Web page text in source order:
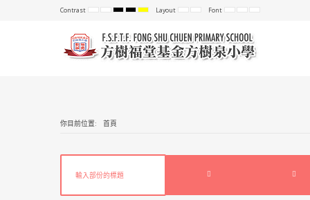
Contrast DefaultNightHigh
mode
High
mode
High
mode
Layout FixedWideFont Set Set Set
你目前位置: 首頁